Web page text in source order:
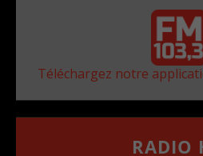
Téléchargez notre
RADIO